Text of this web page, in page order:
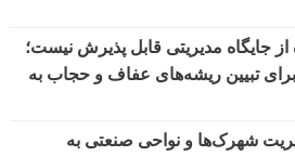
از جایگاه مدیریتی قابل پذیرش نیست؛
برای تبیین ریشه‌های عفاف و حجاب به
شهرک‌ها و نواحی صنعتی به